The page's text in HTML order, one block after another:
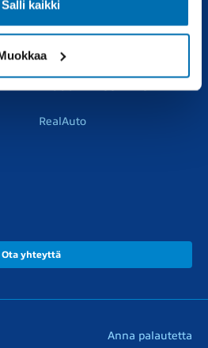
Salli kaikkiVauriokorjaus
RealAuto
Ota yhteyttä
Anna palautetta